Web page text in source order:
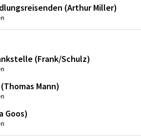
(Arthur Miller)
(Frank/Schulz)
Mann)
Goos)